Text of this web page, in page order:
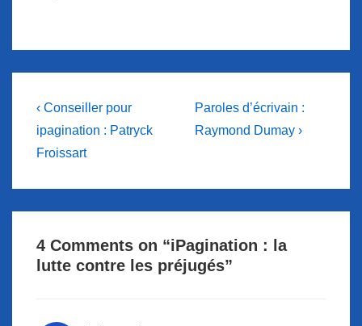
Navigation
de
l’article
Previous
Post
is
‹ Conseiller pour
ipagination : Patryck
Froissart
Next
Post
Paroles d’écrivain :
Raymond Dumay ›
4 Comments on “iPagination : la
lutte contre les préjugés”